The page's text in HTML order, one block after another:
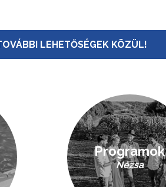
LEHETŐSÉGEK KÖZÜL!
Programok
Nézsa